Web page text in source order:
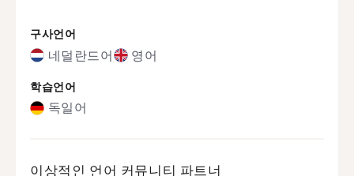
구사언어
네덜란드어 영어
학습언어
독일어
이상적인 언어 커뮤니티 파트너